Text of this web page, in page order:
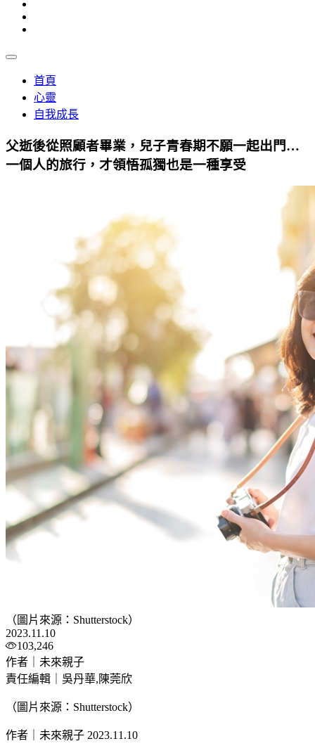
首頁
心靈
自我成長
父逝後從照顧者畢業，兒子青春期不願一起出門…
一個人的旅行，才領悟孤獨也是一種享受
（圖片來源：Shutterstock）
2023.11.10
103,246
作者｜未來親子
責任編輯｜吳丹華,陳莞欣
（圖片來源：Shutterstock）
作者｜未來親子 2023.11.10